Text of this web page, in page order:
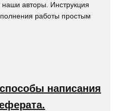
наши авторы. Инструкция
работы простым
написания